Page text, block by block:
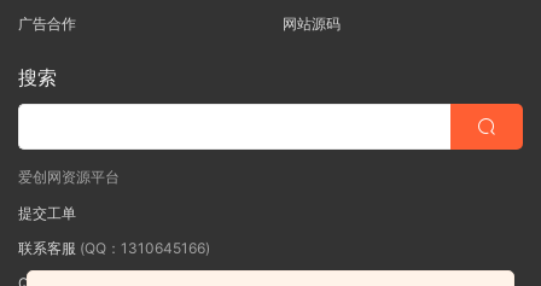
广告合作
网站源码
搜索
爱创网资源平台
提交工单
联系客服 (QQ：1310645166)